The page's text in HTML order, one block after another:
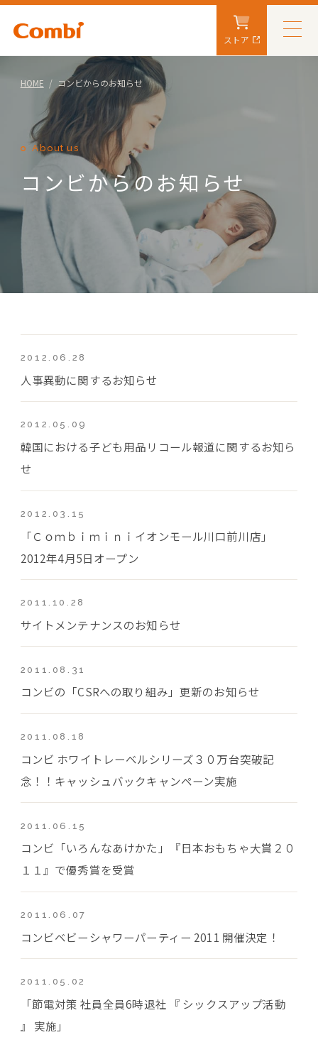
ストア
HOME コンビからのお知らせ
About us
コンビからのお知らせ
2012.06.28
人事異動に関するお知らせ
2012.05.09
韓国における子ども用品リコール報道に関するお知ら
せ
2012.03.15
「Ｃｏｍｂｉｍｉｎｉイオンモール川口前川店」
2012年4月5日オープン
2011.10.28
サイトメンテナンスのお知らせ
2011.08.31
コンビの「CSRへの取り組み」更新のお知らせ
2011.08.18
コンビ ホワイトレーベルシリーズ３０万台突破記
念！！キャッシュバックキャンペーン実施
2011.06.15
コンビ「いろんなあけかた」『日本おもちゃ大賞２０
１１』で優秀賞を受賞
2011.06.07
コンビベビーシャワーパーティー 2011 開催決定！
2011.05.02
「節電対策 社員全員6時退社 『 シックスアップ活動
』 実施」